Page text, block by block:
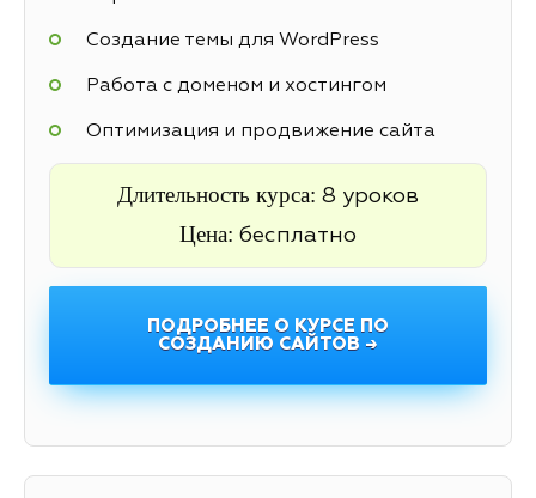
Создание темы для WordPress
Работа с доменом и хостингом
Оптимизация и продвижение сайта
Длительность курса: 8 уроков
Цена: бесплатно
ПОДРОБНЕЕ О КУРСЕ ПО
СОЗДАНИЮ САЙТОВ →